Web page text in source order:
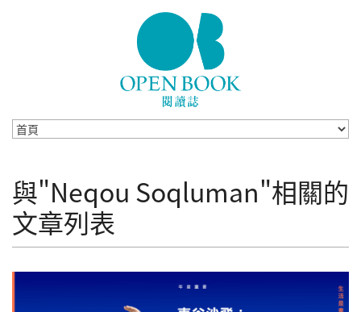
與"Neqou Soqluman"相關的
文章列表